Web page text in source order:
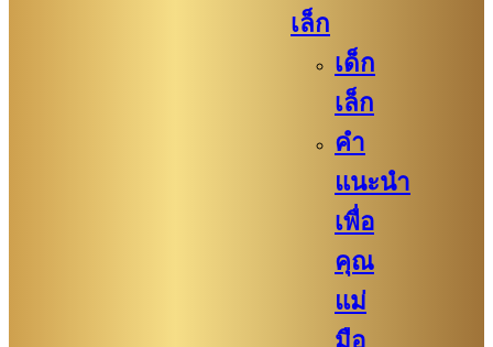
เล็ก
เด็ก
เล็ก
คำ
แนะนำ
เพื่อ
คุณ
แม่
มือ